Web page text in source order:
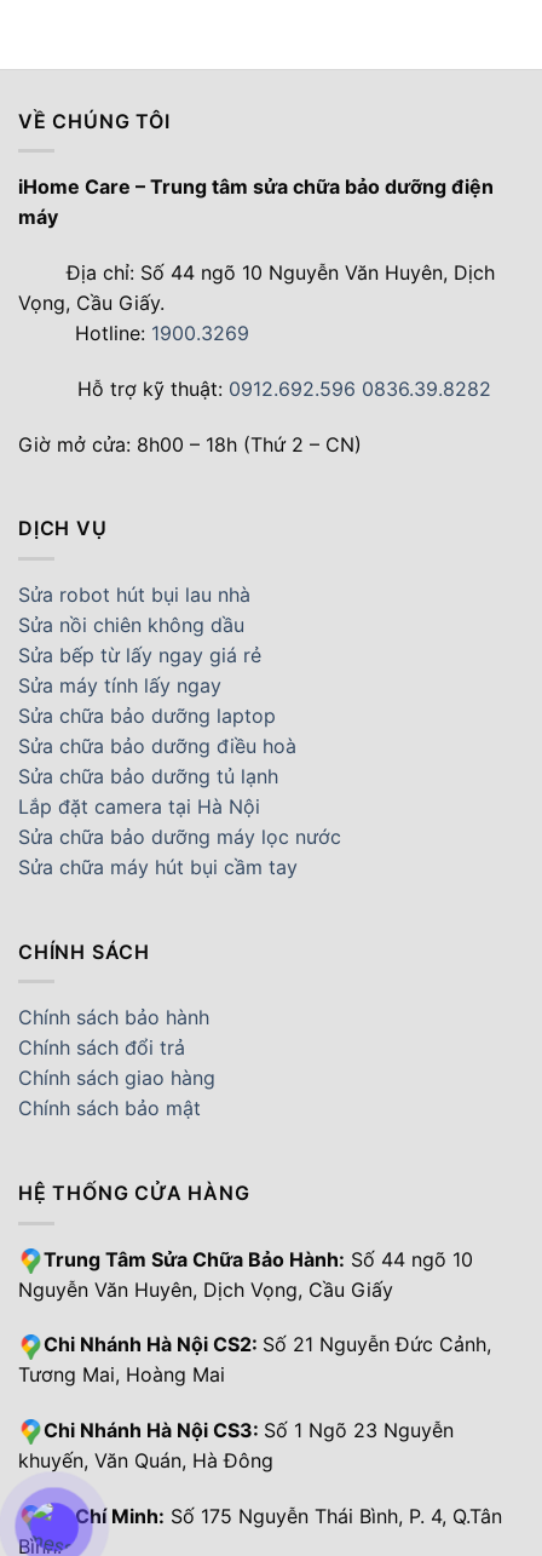
VỀ CHÚNG TÔI
iHome Care – Trung tâm sửa chữa bảo dưỡng điện
máy
Địa chỉ: Số 44 ngõ 10 Nguyễn Văn Huyên, Dịch
Vọng, Cầu Giấy.
Hotline: 1900.3269
Hỗ trợ kỹ thuật: 0912.692.596 0836.39.8282
Giờ mở cửa: 8h00 – 18h (Thứ 2 – CN)
DỊCH VỤ
Sửa robot hút bụi lau nhà
Sửa nồi chiên không dầu
Sửa bếp từ lấy ngay giá rẻ
Sửa máy tính lấy ngay
Sửa chữa bảo dưỡng laptop
Sửa chữa bảo dưỡng điều hoà
Sửa chữa bảo dưỡng tủ lạnh
Lắp đặt camera tại Hà Nội
Sửa chữa bảo dưỡng máy lọc nước
Sửa chữa máy hút bụi cầm tay
CHÍNH SÁCH
Chính sách bảo hành
Chính sách đổi trả
Chính sách giao hàng
Chính sách bảo mật
HỆ THỐNG CỬA HÀNG
Trung Tâm Sửa Chữa Bảo Hành: Số 44 ngõ 10
Nguyễn Văn Huyên, Dịch Vọng, Cầu Giấy
Chi Nhánh Hà Nội CS2: Số 21 Nguyễn Đức Cảnh,
Tương Mai, Hoàng Mai
Chi Nhánh Hà Nội CS3: Số 1 Ngõ 23 Nguyễn
khuyến, Văn Quán, Hà Đông
Hồ Chí Minh: Số 175 Nguyễn Thái Bình, P. 4, Q.Tân
Bình.